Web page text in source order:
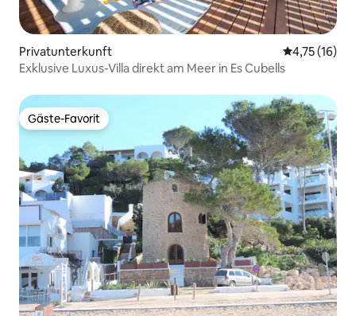
Privatunterkunft
4,75 (16)
Exklusive Luxus-Villa direkt am Meer in Es Cubells
Gäste-Favorit
Gäste-Favorit